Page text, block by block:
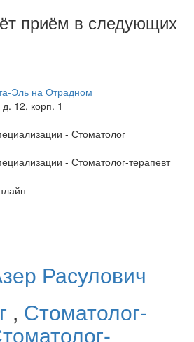
приём в следующих
Эль на Отрадном
12, корп. 1
- Стоматолог
- Стоматолог-терапевт
Расулович
, Стоматолог-